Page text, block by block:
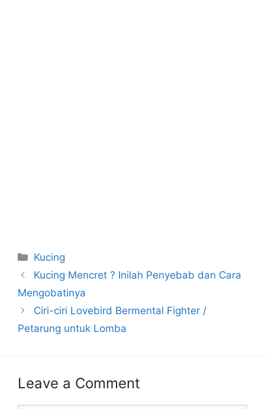
Categories
Kucing
Kucing Mencret ? Inilah Penyebab dan Cara
Mengobatinya
Ciri-ciri Lovebird Bermental Fighter /
Petarung untuk Lomba
Leave a Comment